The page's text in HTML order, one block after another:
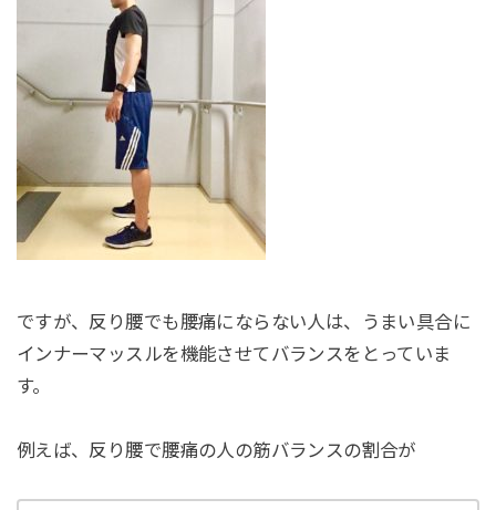
ですが、反り腰でも腰痛にならない人は、うまい具合に
インナーマッスルを機能させてバランスをとっていま
す。
例えば、反り腰で腰痛の人の筋バランスの割合が